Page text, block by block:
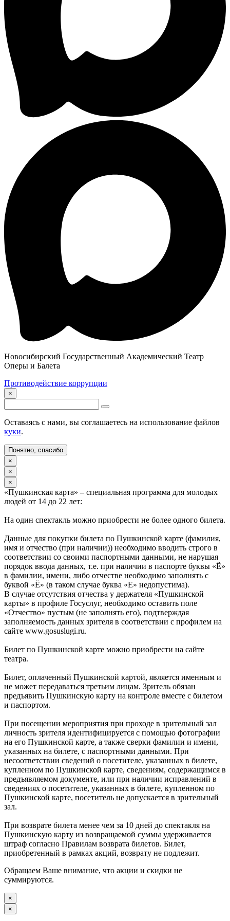
Новосибирский Государственный Академический Театр
Оперы и Балета
Противодействие коррупции
×
Оставаясь с нами, вы соглашаетесь на использование файлов
куки.
Понятно, спасибо
×
×
×
«Пушкинская карта» – специальная программа для молодых
людей от 14 до 22 лет:
На один спектакль можно приобрести не более одного билета.
Данные для покупки билета по Пушкинской карте (фамилия,
имя и отчество (при наличии)) необходимо вводить строго в
соответствии со своими паспортными данными, не нарушая
порядок ввода данных, т.е. при наличии в паспорте буквы «Ё»
в фамилии, имени, либо отчестве необходимо заполнять с
буквой «Ё» (в таком случае буква «Е» недопустима).
В случае отсутствия отчества у держателя «Пушкинской
карты» в профиле Госуслуг, необходимо оставить поле
«Отчество» пустым (не заполнять его), подтверждая
заполняемость данных зрителя в соответствии с профилем на
сайте www.gosuslugi.ru.
Билет по Пушкинской карте можно приобрести на сайте
театра.
Билет, оплаченный Пушкинской картой, является именным и
не может передаваться третьим лицам. Зритель обязан
предъявить Пушкинскую карту на контроле вместе с билетом
и паспортом.
При посещении мероприятия при проходе в зрительный зал
личность зрителя идентифицируется с помощью фотографии
на его Пушкинской карте, а также сверки фамилии и имени,
указанных на билете, с паспортными данными. При
несоответствии сведений о посетителе, указанных в билете,
купленном по Пушкинской карте, сведениям, содержащимся в
предъявляемом документе, или при наличии исправлений в
сведениях о посетителе, указанных в билете, купленном по
Пушкинской карте, посетитель не допускается в зрительный
зал.
При возврате билета менее чем за 10 дней до спектакля на
Пушкинскую карту из возвращаемой суммы удерживается
штраф согласно Правилам возврата билетов. Билет,
приобретенный в рамках акций, возврату не подлежит.
Обращаем Ваше внимание, что акции и скидки не
суммируются.
×
×